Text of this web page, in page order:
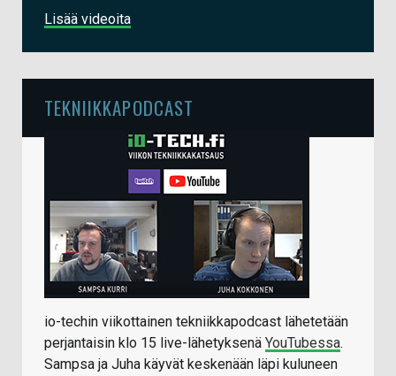
Lisää videoita
TEKNIIKKAPODCAST
io-techin viikottainen tekniikkapodcast lähetetään
perjantaisin klo 15 live-lähetyksenä YouTubessa.
Sampsa ja Juha käyvät keskenään läpi kuluneen